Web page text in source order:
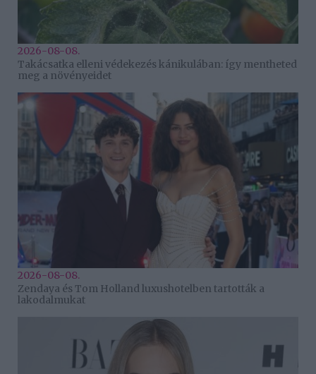
2026-08-08.
Takácsatka elleni védekezés kánikulában: így mentheted
meg a növényeidet
2026-08-08.
Zendaya és Tom Holland luxushotelben tartották a
lakodalmukat